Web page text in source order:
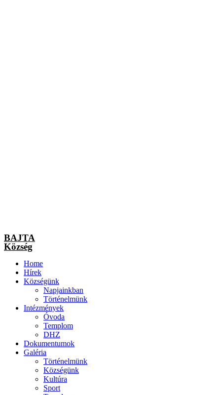
BAJTA
Község
Home
Hírek
Községünk
Napjainkban
Történelmünk
Intézmények
Óvoda
Templom
DHZ
Dokumentumok
Galéria
Történelmünk
Községünk
Kultúra
Sport